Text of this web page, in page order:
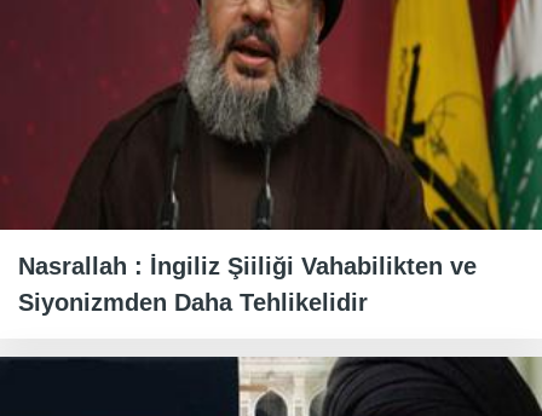
Nasrallah : İngiliz Şiiliği Vahabilikten ve
Siyonizmden Daha Tehlikelidir